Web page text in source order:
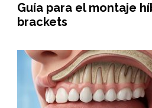
Guía para el montaje
brackets